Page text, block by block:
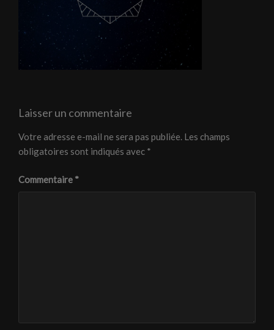
Laisser un commentaire
Votre adresse e-mail ne sera pas publiée. Les champs
obligatoires sont indiqués avec *
Commentaire *